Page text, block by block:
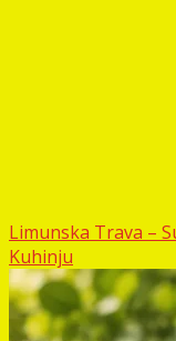
Limunska Trava –
Kuhinju